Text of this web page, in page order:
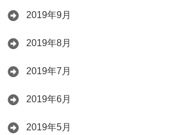
2019年9月
2019年8月
2019年7月
2019年6月
2019年5月